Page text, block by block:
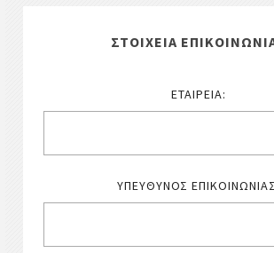
ΣΤΟΙΧΕΊΑ
ΕΤΑΙΡΕΊΑ:
ΥΠΕΎΘΥΝΟΣ